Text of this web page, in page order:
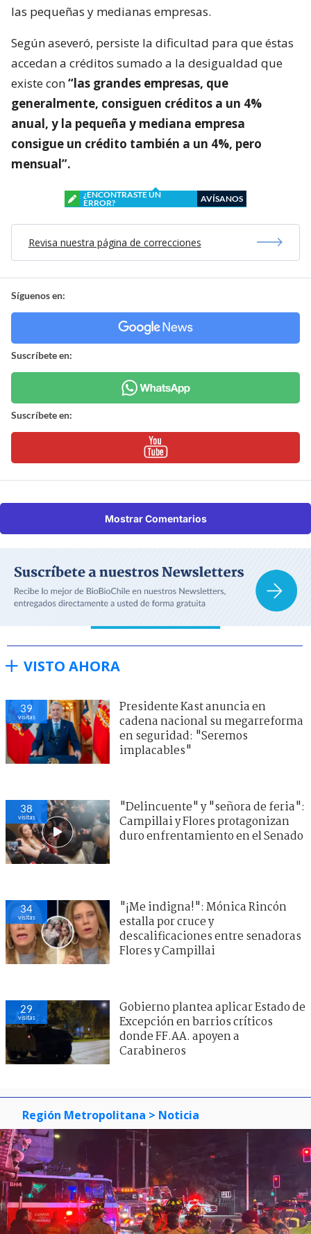
las pequeñas y medianas empresas.
Según aseveró, persiste la dificultad para que éstas
accedan a créditos sumado a la desigualdad que
existe con“las grandes empresas, que
generalmente, consiguen créditos a un 4%
anual, y la pequeña y mediana empresa
consigue un crédito también a un 4%, pero
mensual”.
¿ENCONTRASTE UN
ERROR?
AVÍSANOS
Revisa nuestra página de correcciones
Síguenos en:
Suscríbete en:
Suscríbete en:
Mostrar Comentarios
VISTO AHORA
39
visitas
Presidente Kast anuncia en
cadena nacional su megarreforma
en seguridad: "Seremos
implacables"
38
visitas
"Delincuente" y "señora de feria":
Campillai y Flores protagonizan
duro enfrentamiento en el Senado
34
visitas
"¡Me indigna!": Mónica Rincón
estalla por cruce y
descalificaciones entre senadoras
Flores y Campillai
29
visitas
Gobierno plantea aplicar Estado de
Excepción en barrios críticos
donde FF.AA. apoyen a
Carabineros
Región Metropolitana > Noticia